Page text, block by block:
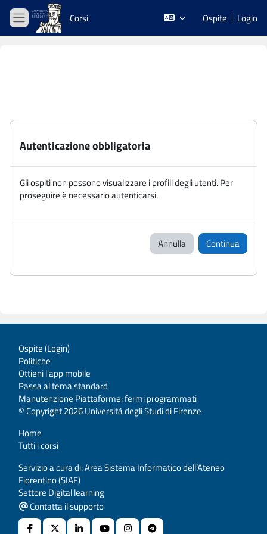
Vai al contenuto principale
Pannello laterale
Corsi Ospite Login
Autenticazione obbligatoria
Gli ospiti non possono visualizzare i profili degli utenti. Per
proseguire è necessario autenticarsi.
Annulla Continua
Ospite (Login)
Politiche
Ottieni l'app mobile
Passa al tema standard
Manutenzione Piattaforme: fermi programmati
© Copyright 2026 Università degli Studi di Firenze
Home
Tutti i corsi
Servizio a cura di: Area Sistema Informatico dell’Ateneo
Fiorentino (SIAF)
Settore Digital learning
Contatta il supporto